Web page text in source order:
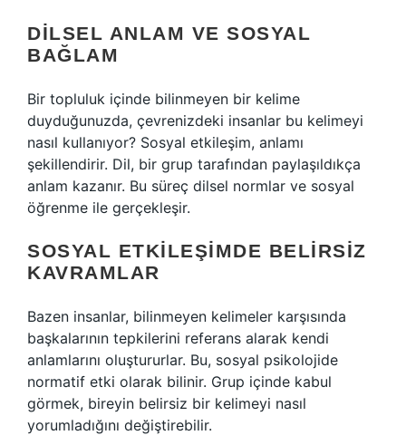
DILSEL ANLAM VE SOSYAL
BAĞLAM
Bir topluluk içinde bilinmeyen bir kelime
duyduğunuzda, çevrenizdeki insanlar bu kelimeyi
nasıl kullanıyor? Sosyal etkileşim, anlamı
şekillendirir. Dil, bir grup tarafından paylaşıldıkça
anlam kazanır. Bu süreç dilsel normlar ve sosyal
öğrenme ile gerçekleşir.
SOSYAL ETKILEŞIMDE BELIRSIZ
KAVRAMLAR
Bazen insanlar, bilinmeyen kelimeler karşısında
başkalarının tepkilerini referans alarak kendi
anlamlarını oluştururlar. Bu, sosyal psikolojide
normatif etki olarak bilinir. Grup içinde kabul
görmek, bireyin belirsiz bir kelimeyi nasıl
yorumladığını değiştirebilir.